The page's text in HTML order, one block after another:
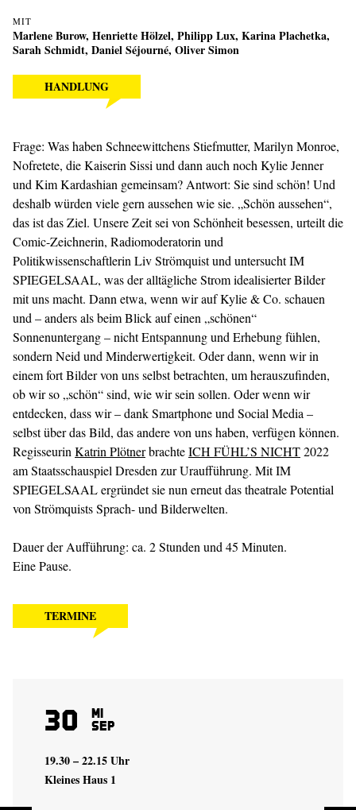
MIT
Marlene Burow, Henriette Hölzel, Philipp Lux, Karina Plachetka,
Sarah Schmidt, Daniel Séjourné, Oliver Simon
HANDLUNG
Frage: Was haben Schneewittchens Stiefmutter, Marilyn Monroe,
Nofretete, die Kaiserin Sissi und dann auch noch Kylie Jenner
und Kim Kardashian gemeinsam? Antwort: Sie sind schön! Und
deshalb würden viele gern aussehen wie sie. „Schön aussehen“,
das ist das Ziel. Unsere Zeit sei von Schönheit besessen, urteilt die
Comic-Zeichnerin, Radiomoderatorin und
Politikwissenschaftlerin Liv Strömquist und untersucht IM
SPIEGELSAAL, was der alltägliche Strom idealisierter Bilder
mit uns macht. Dann etwa, wenn wir auf Kylie & Co. schauen
und – anders als beim Blick auf einen „schönen“
Sonnenuntergang – nicht Entspannung und Erhebung fühlen,
sondern Neid und Minderwertigkeit. Oder dann, wenn wir in
einem fort Bilder von uns selbst betrachten, um herauszufinden,
ob wir so „schön“ sind, wie wir sein sollen. Oder wenn wir
entdecken, dass wir – dank Smartphone und Social Media –
selbst über das Bild, das andere von uns haben, verfügen können.
Regisseurin Katrin PlötnerbrachteICH FÜHL’S NICHT2022
am Staatsschauspiel Dresden zur Uraufführung. Mit IM
SPIEGELSAAL ergründet sie nun erneut das theatrale Potential
von Strömquists Sprach- und Bilderwelten.
Dauer der Aufführung: ca. 2 Stunden und 45 Minuten.
Eine Pause.
TERMINE
30 Mi
Sep
19.30 – 22.15 Uhr
Kleines Haus 1